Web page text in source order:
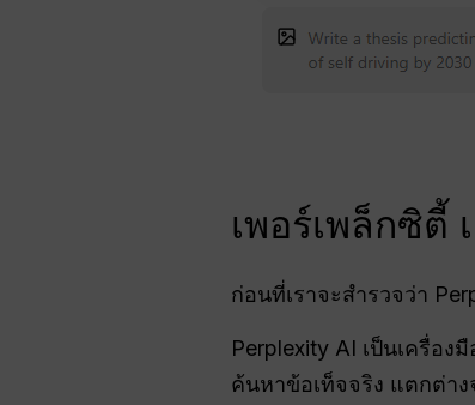
เพอร์เพล็กซิตี้
ก่อนที่เราจะสำรวจว่า
Perplexity AI เป็นเครื่อ
ค้นหาข้อเท็จจริง แตกต่า